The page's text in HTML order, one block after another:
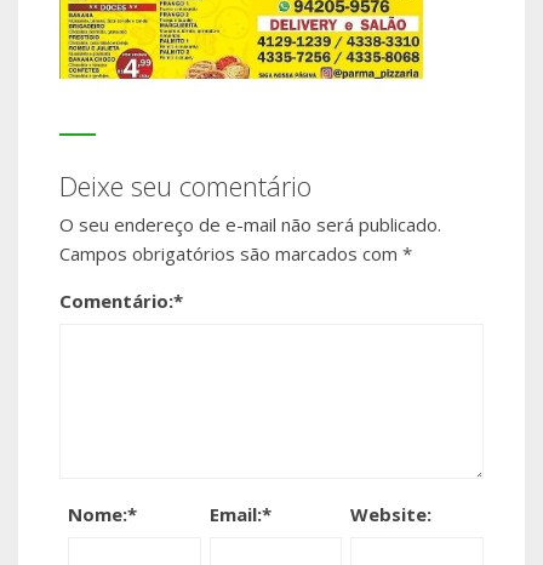
Deixe seu comentário
O seu endereço de e-mail não será publicado.
Campos obrigatórios são marcados com *
Comentário:*
Nome:* Email:* Website: